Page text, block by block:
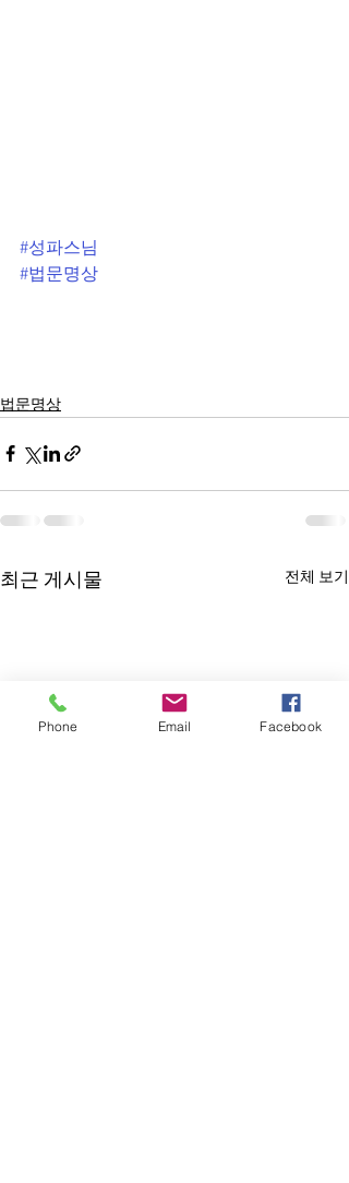
#성파스님
#법문명상
법문명상
최근 게시물 전체 보기
Phone Email Facebook